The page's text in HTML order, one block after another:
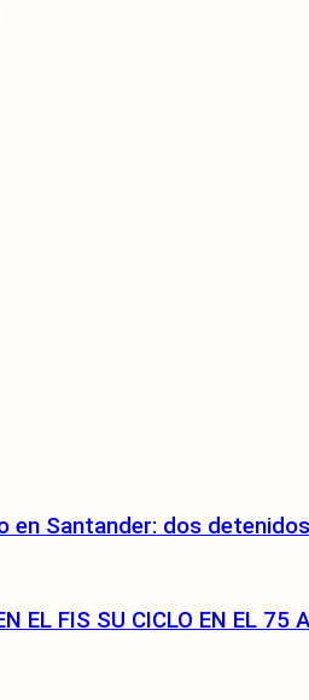
en Santander: dos
EL FIS SU CICLO EN EL 75